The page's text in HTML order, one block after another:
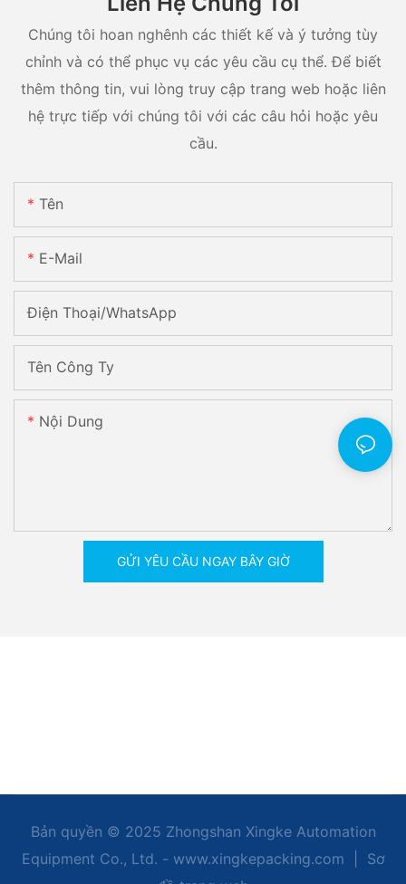
Chúng tôi hoan nghênh các thiết kế và ý tưởng tùy
chỉnh và có thể phục vụ các yêu cầu cụ thể. Để biết
thêm thông tin, vui lòng truy cập trang web hoặc liên
hệ trực tiếp với chúng tôi với các câu hỏi hoặc yêu
cầu.
Tên
E-Mail
Điện Thoại/WhatsApp
Tên Công Ty
Nội Dung
GỬI YÊU CẦU NGAY BÂY GIỜ
Bản quyền © 2025 Zhongshan Xingke Automation
Equipment Co., Ltd. - www.xingkepacking.com
Sơ